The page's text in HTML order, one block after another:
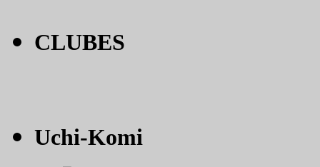
CLUBES
Uchi-Komi